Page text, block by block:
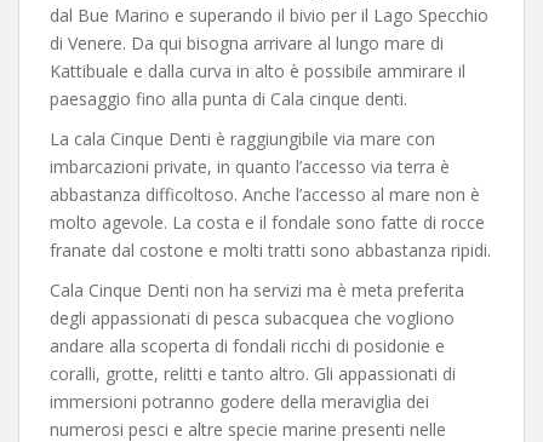
dal Bue Marino e superando il bivio per il Lago Specchio
di Venere. Da qui bisogna arrivare al lungo mare di
Kattibuale e dalla curva in alto è possibile ammirare il
paesaggio fino alla punta di Cala cinque denti.
La cala Cinque Denti è raggiungibile via mare con
imbarcazioni private, in quanto l’accesso via terra è
abbastanza difficoltoso. Anche l’accesso al mare non è
molto agevole. La costa e il fondale sono fatte di rocce
franate dal costone e molti tratti sono abbastanza ripidi.
Cala Cinque Denti non ha servizi ma è meta preferita
degli appassionati di pesca subacquea che vogliono
andare alla scoperta di fondali ricchi di posidonie e
coralli, grotte, relitti e tanto altro. Gli appassionati di
immersioni potranno godere della meraviglia dei
numerosi pesci e altre specie marine presenti nelle